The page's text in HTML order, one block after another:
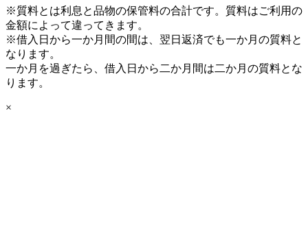
※質料とは利息と品物の保管料の合計です。質料はご利用の
金額によって違ってきます。
※借入日から一か月間の間は、翌日返済でも一か月の質料と
なります。
一か月を過ぎたら、借入日から二か月間は二か月の質料とな
ります。
×